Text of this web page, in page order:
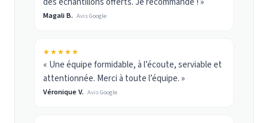
Magali B. Avis Google
★★★★★
« Une équipe formidable, à l’écoute, serviable et
attentionnée. Merci à toute l’équipe. »
Véronique V. Avis Google